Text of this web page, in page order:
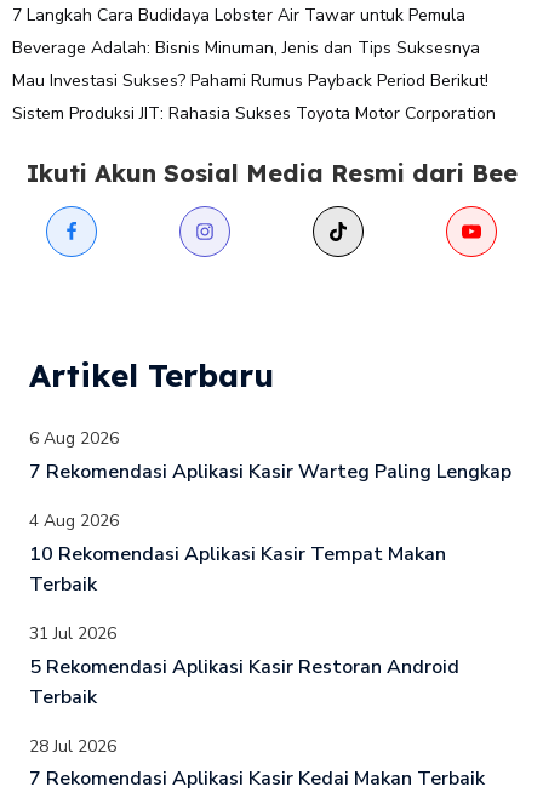
7 Langkah Cara Budidaya Lobster Air Tawar untuk Pemula
Beverage Adalah: Bisnis Minuman, Jenis dan Tips Suksesnya
Mau Investasi Sukses? Pahami Rumus Payback Period Berikut!
Sistem Produksi JIT: Rahasia Sukses Toyota Motor Corporation
Ikuti Akun Sosial Media Resmi dari Bee
Artikel Terbaru
6 Aug 2026
7 Rekomendasi Aplikasi Kasir Warteg Paling Lengkap
4 Aug 2026
10 Rekomendasi Aplikasi Kasir Tempat Makan
Terbaik
31 Jul 2026
5 Rekomendasi Aplikasi Kasir Restoran Android
Terbaik
28 Jul 2026
7 Rekomendasi Aplikasi Kasir Kedai Makan Terbaik